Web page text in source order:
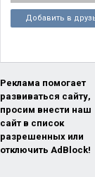
Добавить в
Реклама помогает
развиваться сайту,
просим внести наш
сайт в список
разрешенных или
отключить AdBlock!